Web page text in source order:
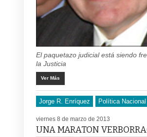
El paquetazo judicial está siendo
la Justicia
Ver Más
Jorge R. Enríquez Política Nacional
viernes 8 de marzo de 2013
UNA MARATON